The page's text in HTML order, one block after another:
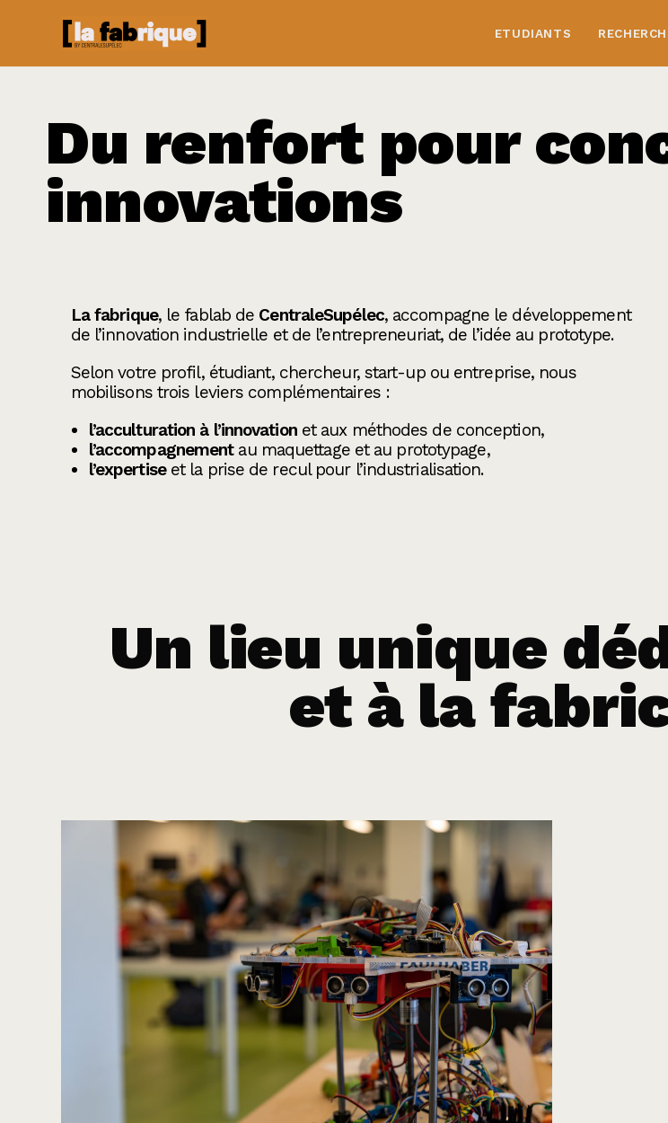
ETUDIANTS
Du renfort pour
innovations
La fabrique, le fablab de CentraleSupélec, accompagne le développement
de l’innovation industrielle et de l’entrepreneuriat, de l’idée au prototype.
Selon votre profil, étudiant, chercheur, start-up ou entreprise, nous
mobilisons trois leviers complémentaires :
l’acculturation à l’innovationet aux méthodes de conception,
l’accompagnementau maquettage et au prototypage,
l’expertiseet la prise de recul pour l’industrialisation.
Un lieu unique
et à la